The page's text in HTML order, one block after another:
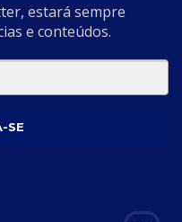
estará sempre
e conteúdos.